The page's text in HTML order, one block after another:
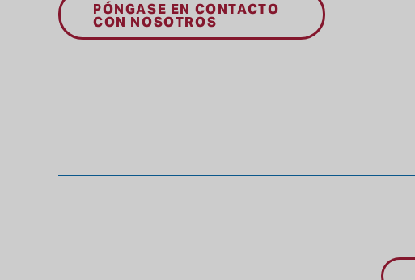
PÓNGASE EN CONTACTO
CON NOSOTROS